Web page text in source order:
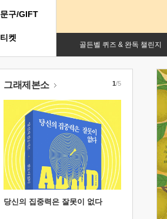
골든벨 퀴즈 & 완독 챌린지
문구/GIFT
티켓
그래제본소
당신의 집중력은 잘못이 없다
1/5